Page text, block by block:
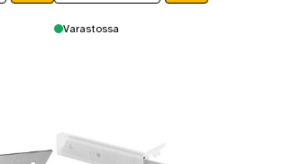
Varastossa